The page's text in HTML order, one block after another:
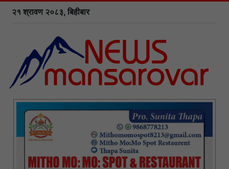
२१ श्रावण २०८३, बिहीबार